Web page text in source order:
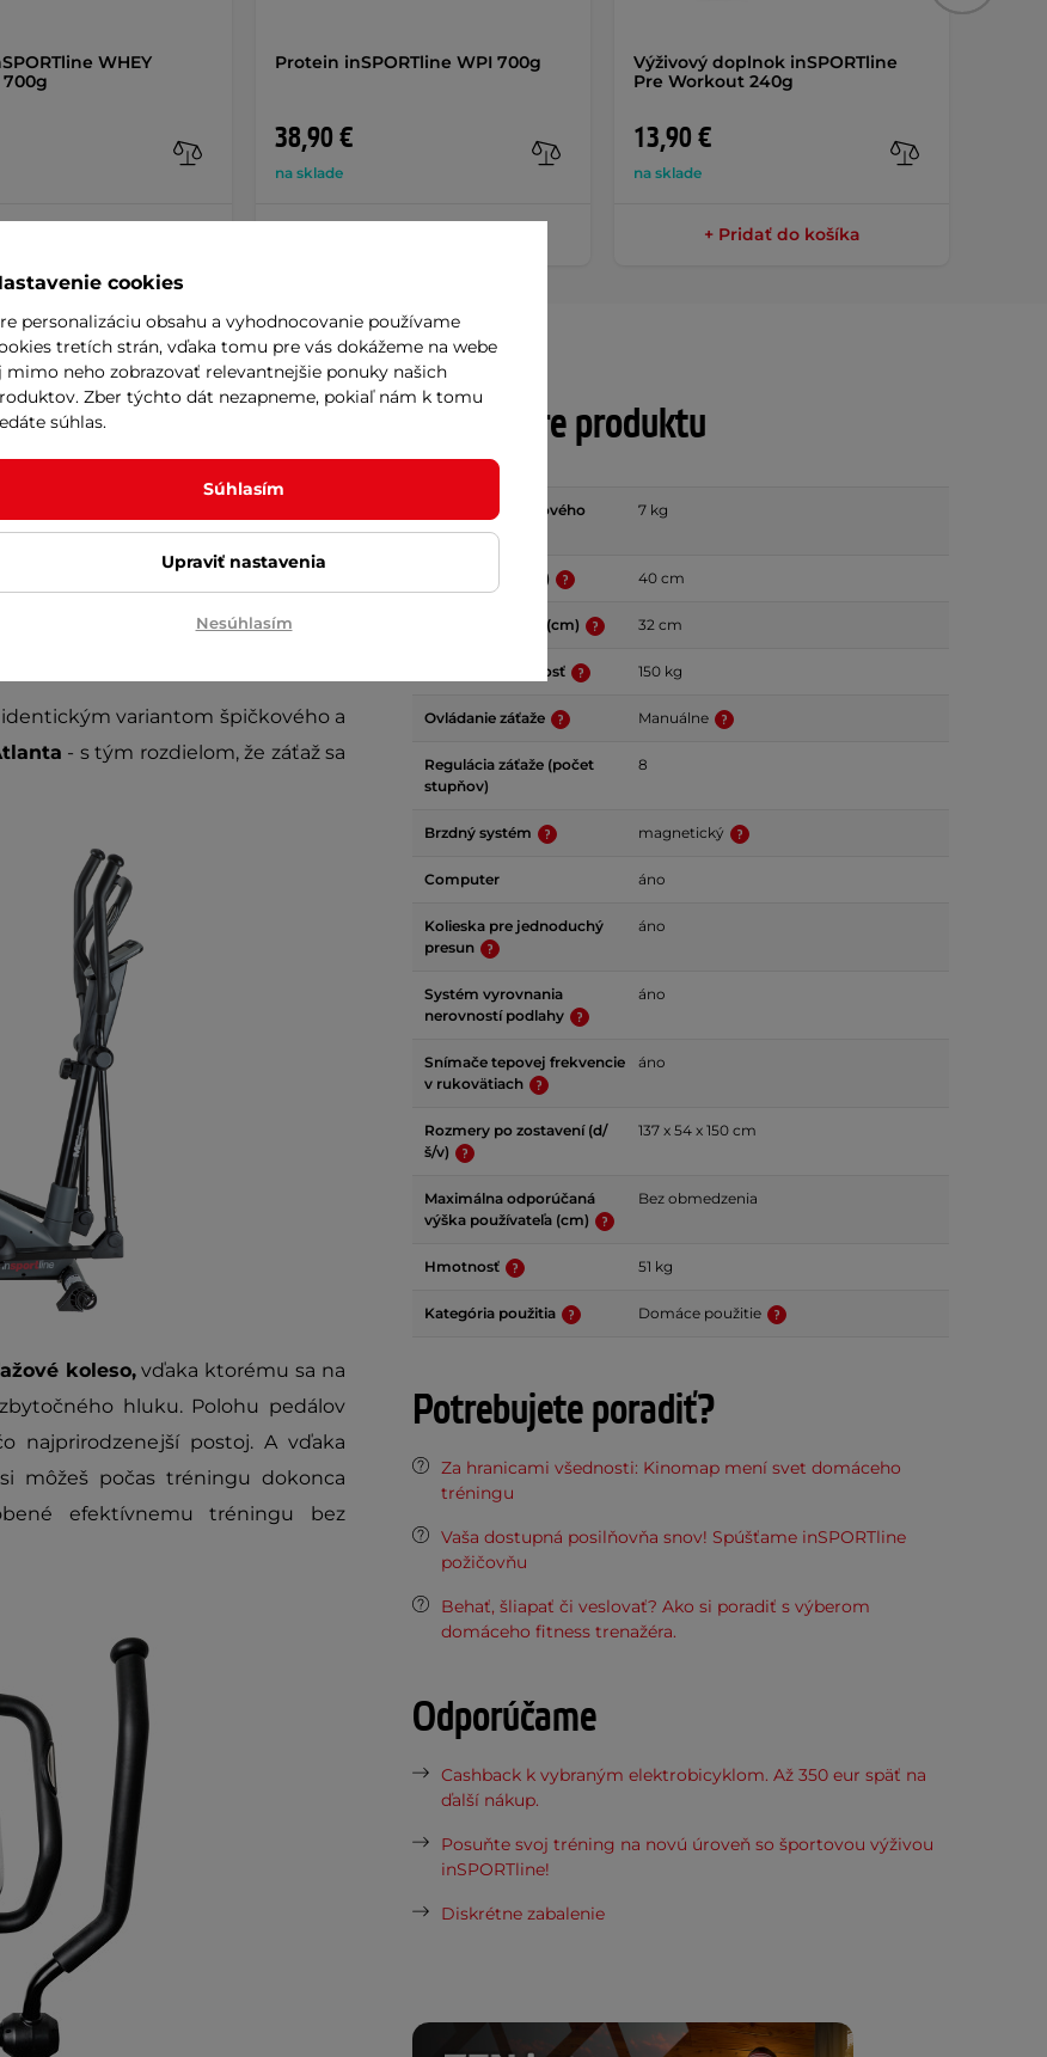
WHEY
Protein inSPORTline WPI 700g
38,90 €
na sklade
Výživový doplnok inSPORTline
Pre Workout 240g
13,90 €
na sklade
+ Pridať do košíka
vady
Stačí nájsť spoľahlivý stroj s
od vôle a odhodlania. Ak medzi
priamo na mieru!
variantom špičkového a
- s tým rozdielom, že záťaž sa
koleso,vďaka ktorému sa na
hluku. Polohu pedálov
najprirodzenejší postoj. A vďaka
môžeš počas tréningu dokonca
efektívnemu tréningu bez
Parametre produktu
Hmotnosť záťažového
kolesa (kg)
7 kg
Dĺžka kroku (cm) 40 cm
Rozteč nášľapov (cm) 32 cm
Maximálna nosnosť 150 kg
Ovládanie záťaže Manuálne
Regulácia záťaže (počet
stupňov)
8
Brzdný systém magnetický
Computer áno
Kolieska pre jednoduchý
presun
áno
Systém vyrovnania
nerovností podlahy
áno
Snímače tepovej frekvencie
v rukovätiach
áno
Rozmery po zostavení (d/
š/v)
137 x 54 x 150 cm
Maximálna odporúčaná
výška používateľa (cm)
Bez obmedzenia
Hmotnosť 51 kg
Kategória použitia Domáce použitie
Potrebujete poradiť?
Za hranicami všednosti: Kinomap mení svet domáceho
tréningu
Vaša dostupná posilňovňa snov! Spúšťame inSPORTline
požičovňu
Behať, šliapať či veslovať? Ako si poradiť s výberom
domáceho fitness trenažéra.
Odporúčame
Cashback k vybraným elektrobicyklom. Až 350 eur späť na
ďalší nákup.
Posuňte svoj tréning na novú úroveň so športovou výživou
inSPORTline!
Diskrétne zabalenie
cookies
personalizáciu obsahu a vyhodnocovanie používame
tretích strán, vďaka tomu pre vás dokážeme na webe
mimo neho zobrazovať relevantnejšie ponuky našich
Zber týchto dát nezapneme, pokiaľ nám k tomu
súhlas.
Súhlasím
Upraviť nastavenia
Nesúhlasím